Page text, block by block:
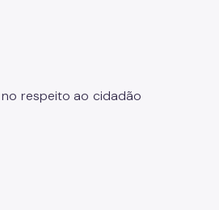
respeito ao cidadão